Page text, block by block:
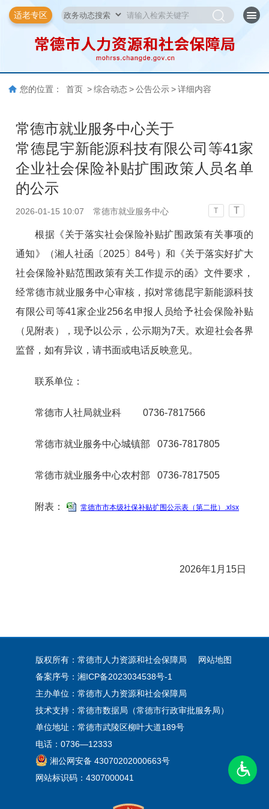
适老专区
您的位置： 首页 > 综合动态 > 公告公示 > 详细内容
常德市就业服务中心关于
常德昆宇新能源科技有限公司等41家
企业社会保险补贴扩围政策人员名单
的公示
2026-01-15 10:07 ​常德市就业服务中心 T T
根据《关于落实社会保险补贴扩围政策有关事项的
通知》（湘人社函〔2025〕84号）和《关于落实好扩大
社会保险补贴范围政策有关工作提示的函》文件要求，
经常德市就业服务中心审核，拟对常德昆宇新能源科技
有限公司等41家企业256名申报人员给予社会保险补贴
（见附表），现予以公示，公示期为7天。欢迎社会各界
监督，如有异议，请书面或电话反映意见。
联系单位：
常德市人社局就业科 0736-7817566
常德市就业服务中心城镇部 0736-7817805
常德市就业服务中心农村部 0736-7817505
附表： 常德市市本级社保补贴扩围公示表（第二批）.xlsx
2026年1月15日
版权所有：常德市人力资源和社会保障局
网站地图
备案序号： 湘ICP备2023034538号-1
主办单位：常德市人力资源和社会保障局
技术支持：常德市数据局（常德市行政审批服务局）
单位地址：常德市武陵区柳叶大道189号
电话：0736—12333
湘公网安备 43070202000663号
网站标识码：4307000041